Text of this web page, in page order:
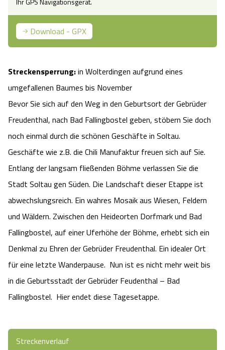
Urlaub auf dem Bauernhof
Urlaub mit Hund
Anreise
Kataloge
Videos
Shop
Kontakt
Reiten
Regionale Küche
Tiere
HeideSpezialitäten
Unterkünfte
Naturhotels
Urlaub mit Hund
Landschaftsführungen
Veranstaltungen
Wildpark Lüneburger Heide
Otter Zentrum
Wildpark Müden
Ralf Schumacher Kart & Bowl
Das verrückte Haus
Abenteuerland Trampolin-Park
Battle Kart Bispingen
Adventure District Bispingen
Unterkünfte
Ausflugsziele
Veranstaltungen
Shopping Celle
Kulinarisches Celle
Unterkünfte Celle
Veranstaltungen & Führungen Celle
Streckensperrung:in Wolterdingen aufgrund eines
umgefallenen Baumes bis November
Bevor Sie sich auf den Weg in den Geburtsort der Gebrüder
Freudenthal, nach Bad Fallingbostel geben, stöbern Sie doch
noch einmal durch die schönen Geschäfte in Soltau.
Geschäfte wie z.B. die Chili Manufaktur freuen sich auf Sie.
Entlang der langsam fließenden Böhme verlassen Sie die
Stadt Soltau gen Süden. Die Landschaft dieser Etappe ist
abwechslungsreich. Ein wahres Mosaik aus Wiesen, Feldern
und Wäldern. Zwischen den Heideorten Dorfmark und Bad
Fallingbostel, auf einer Uferhöhe der Böhme, erhebt sich ein
Denkmal zu Ehren der Gebrüder Freudenthal. Ein idealer Ort
für eine letzte Wanderpause. Nun ist es nicht mehr weit bis
in die Geburtsstadt der Gebrüder Feudenthal – Bad
Fallingbostel. Hier endet diese Tagesetappe.
Streckenverlauf
Download - GPX